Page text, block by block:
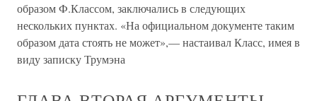
образом Ф.Классом, заключались в следующих
нескольких пунктах. «На официальном документе таким
образом дата стоять не может»,— настаивал Класс, имея в
виду записку Трумэна